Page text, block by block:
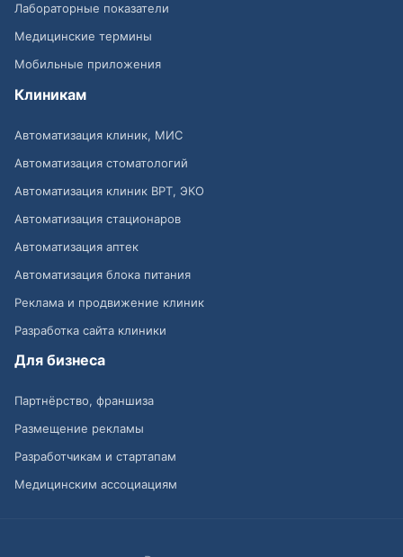
Лабораторные показатели
Медицинские термины
Мобильные приложения
Клиникам
Автоматизация клиник, МИС
Автоматизация стоматологий
Автоматизация клиник ВРТ, ЭКО
Автоматизация стационаров
Автоматизация аптек
Автоматизация блока питания
Реклама и продвижение клиник
Разработка сайта клиники
Для бизнеса
Партнёрство, франшиза
Размещение рекламы
Разработчикам и стартапам
Медицинским ассоциациям